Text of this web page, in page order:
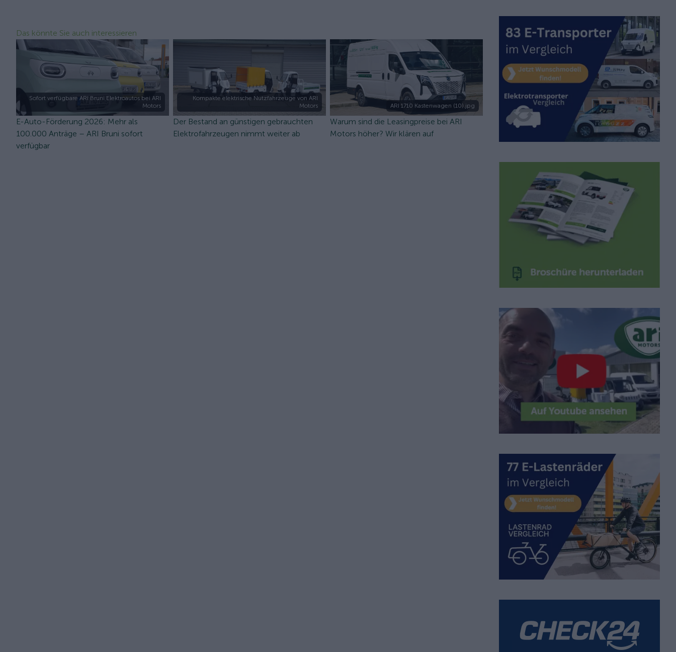
Das könnte Sie auch interessieren
Sofort verfügbare ARI Bruni Elektroautos bei ARI
Motors
E-Auto-Förderung 2026: Mehr als
100.000 Anträge – ARI Bruni sofort
verfügbar
Kompakte elektrische Nutzfahrzeuge von ARI
Motors
Der Bestand an günstigen gebrauchten
Elektrofahrzeugen nimmt weiter ab
ARI 1710 Kastenwagen (10).jpg
Warum sind die Leasingpreise bei ARI
Motors höher? Wir klären auf